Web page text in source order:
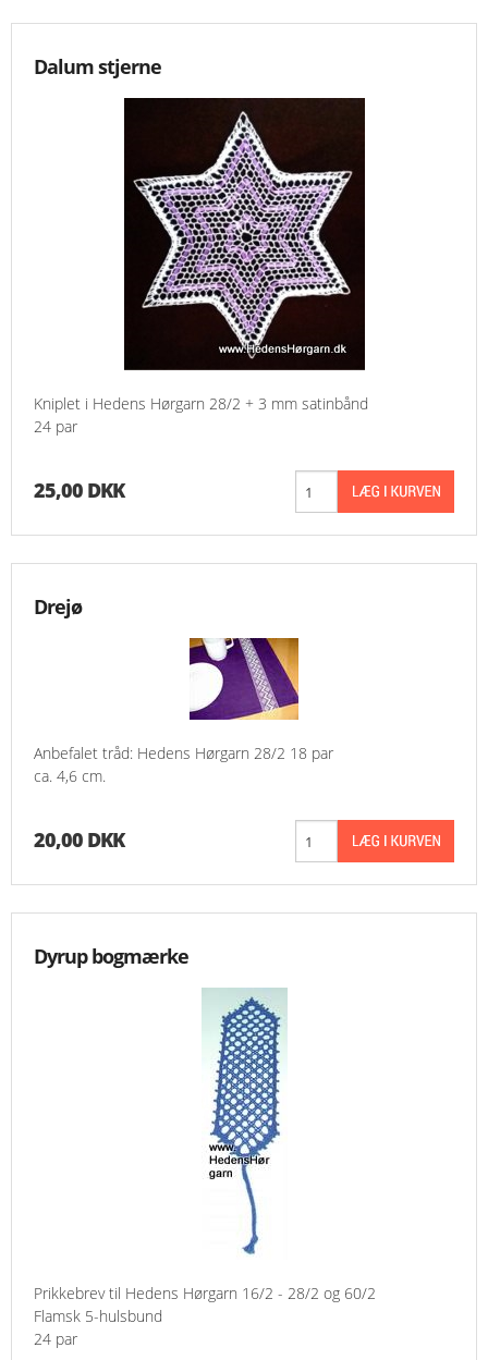
Dalum stjerne
Kniplet i Hedens Hørgarn 28/2 + 3 mm satinbånd
24 par
25,00 DKK
Drejø
Anbefalet tråd: Hedens Hørgarn 28/2 18 par
ca. 4,6 cm.
20,00 DKK
Dyrup bogmærke
Prikkebrev til Hedens Hørgarn 16/2 - 28/2 og 60/2
Flamsk 5-hulsbund
24 par